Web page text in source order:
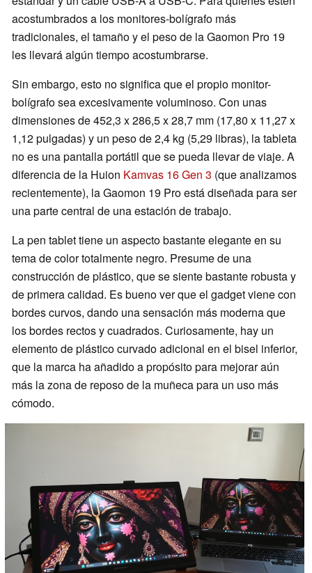
acostumbrados a los monitores-bolígrafo más
tradicionales, el tamaño y el peso de la Gaomon Pro 19
les llevará algún tiempo acostumbrarse.
Sin embargo, esto no significa que el propio monitor-
bolígrafo sea excesivamente voluminoso. Con unas
dimensiones de 452,3 x 286,5 x 28,7 mm (17,80 x 11,27 x
1,12 pulgadas) y un peso de 2,4 kg (5,29 libras), la tableta
no es una pantalla portátil que se pueda llevar de viaje. A
diferencia de la Huion Kamvas 16 Gen 3 (que analizamos
recientemente), la Gaomon 19 Pro está diseñada para ser
una parte central de una estación de trabajo.
La pen tablet tiene un aspecto bastante elegante en su
tema de color totalmente negro. Presume de una
construcción de plástico, que se siente bastante robusta y
de primera calidad. Es bueno ver que el gadget viene con
bordes curvos, dando una sensación más moderna que
los bordes rectos y cuadrados. Curiosamente, hay un
elemento de plástico curvado adicional en el bisel inferior,
que la marca ha añadido a propósito para mejorar aún
más la zona de reposo de la muñeca para un uso más
cómodo.